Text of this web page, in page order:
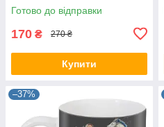
Готово до відправки
170 ₴ 270 ₴
Купити
–37%